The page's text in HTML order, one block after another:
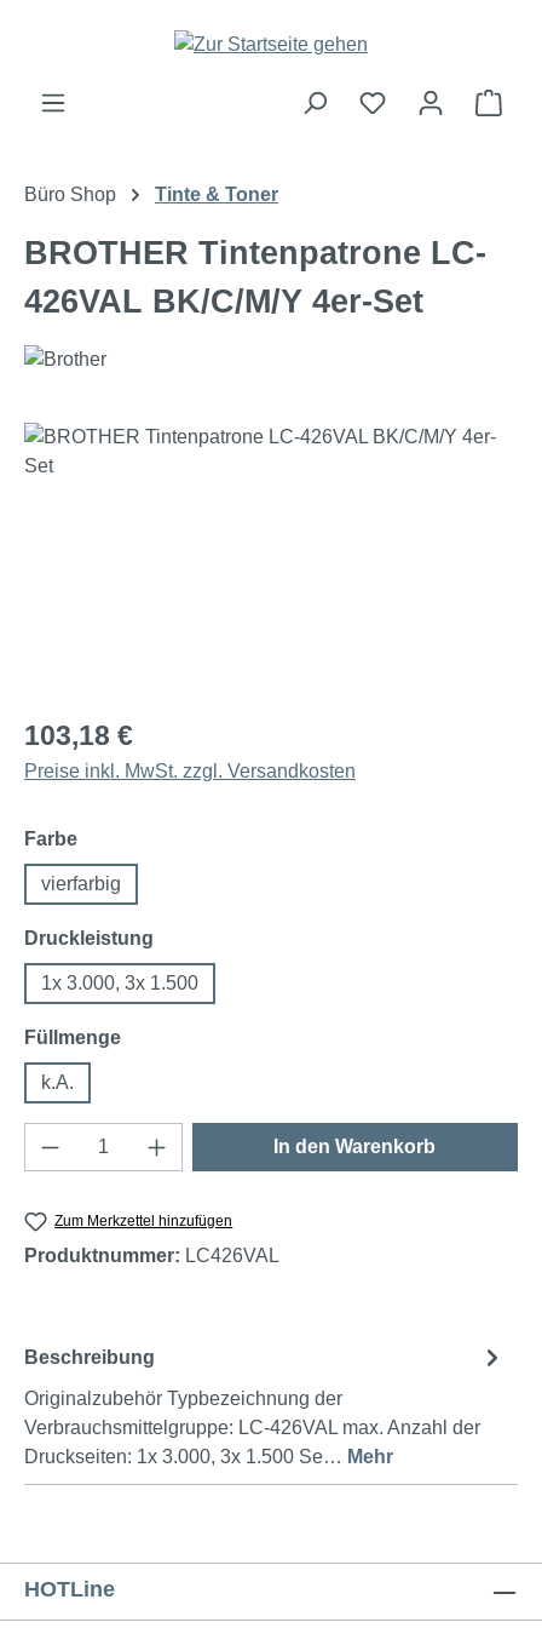
Zum Hauptinhalt springen
Büro Shop Tinte & Toner
BROTHER Tintenpatrone LC-
426VAL BK/C/M/Y 4er-Set
Bildergalerie überspringen
103,18 €
Preise inkl. MwSt. zzgl. Versandkosten
Farbeauswählen
vierfarbig
Druckleistung
1x 3.000, 3x 1.500
Füllmengeauswählen
k.A.
Produkt Anzahl: Gib den gewünschten
In den Warenkorb
Zum Merkzettel hinzufügen
Produktnummer: LC426VAL
Beschreibung
Originalzubehör Typbezeichnung der
Verbrauchsmittelgruppe: LC-426VAL max. Anzahl der
Druckseiten: 1x 3.000, 3x 1.500 Se… Mehr
HOTLine